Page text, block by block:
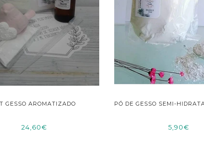
GESSO AROMATIZADO
24,60€
PÓ DE GESSO SEMI-
5,90€